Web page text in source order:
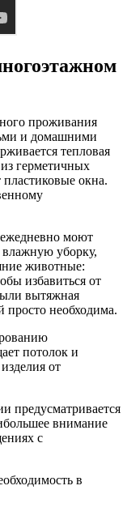
проживания
и домашними
тепловая
герметичных
окна.
моют
уборку,
животные:
избавиться от
вытяжная
необходима.
потолок и
от
предусматривается
внимание
с
в